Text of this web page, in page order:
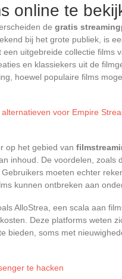
online te
de gratis
bij het grote publiek, is
een uitgebreide collectie films
en klassiekers uit de
hoewel populaire films
voor Empire
op het gebied van
inhoud. De voordelen, zoals
moeten echter
kunnen ontbreken aan
AlloStrea, een scala aan
Deze platforms weten
bieden, soms met
te hacken